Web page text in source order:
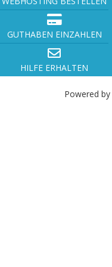
GUTHABEN EINZAHLEN
HILFE ERHALTEN
Powered by